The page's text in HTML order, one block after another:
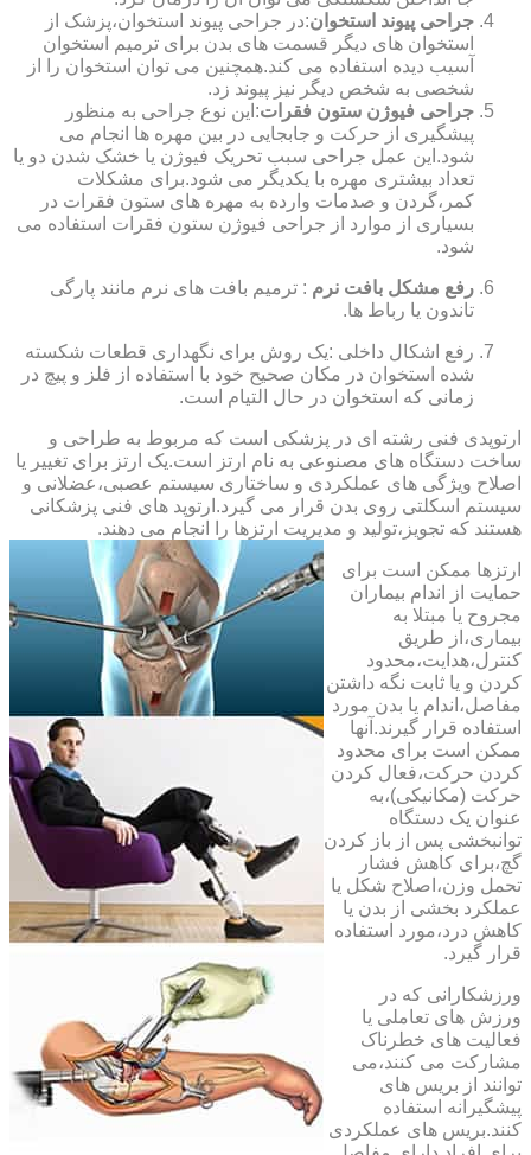
جراحی پیوند استخوان:در جراحی پیوند استخوان،پزشک از
استخوان های دیگر قسمت های بدن برای ترمیم استخوان
آسیب دیده استفاده می کند.همچنین می توان استخوان را از
شخصی به شخص دیگر نیز پیوند زد.
جراحی فیوژن ستون فقرات:این نوع جراحی به منظور
پیشگیری از حرکت و جابجایی در بین مهره ها انجام می
شود.این عمل جراحی سبب تحریک فیوژن یا خشک شدن دو یا
تعداد بیشتری مهره با یکدیگر می شود.برای مشکلات
کمر،گردن و صدمات وارده به مهره های ستون فقرات در
بسیاری از موارد از جراحی فیوژن ستون فقرات استفاده می
شود.
رفع مشکل بافت نرم : ترمیم بافت های نرم مانند پارگی
تاندون یا رباط ها.
رفع اشکال داخلی :یک روش برای نگهداری قطعات شکسته
شده استخوان در مکان صحیح خود با استفاده از فلز و پیچ در
زمانی که استخوان در حال التیام است.
ارتوپدی فنی رشته ای در پزشکی است که مربوط به طراحی و
ساخت دستگاه های مصنوعی به نام ارتز است.یک ارتز برای تغییر یا
اصلاح ویژگی های عملکردی و ساختاری سیستم عصبی،عضلانی و
سیستم اسکلتی روی بدن قرار می گیرد.ارتوپد های فنی پزشکانی
هستند که تجویز،تولید و مدیریت ارتزها را انجام می دهند.
ارتزها ممکن است برای
حمایت از اندام بیماران
مجروح یا مبتلا به
بیماری،از طریق
کنترل،هدایت،محدود
کردن و یا ثابت نگه داشتن
مفاصل،اندام یا بدن مورد
استفاده قرار گیرند.آنها
ممکن است برای محدود
کردن حرکت،فعال کردن
حرکت (مکانیکی)،به
عنوان یک دستگاه
توانبخشی پس از باز کردن
گچ،برای کاهش فشار
تحمل وزن،اصلاح شکل یا
عملکرد بخشی از بدن یا
کاهش درد،مورد استفاده
قرار گیرد.
ورزشکارانی که در
ورزش های تعاملی یا
فعالیت های خطرناک
مشارکت می کنند،می
توانند از بریس های
پیشگیرانه استفاده
کنند.بریس های عملکردی